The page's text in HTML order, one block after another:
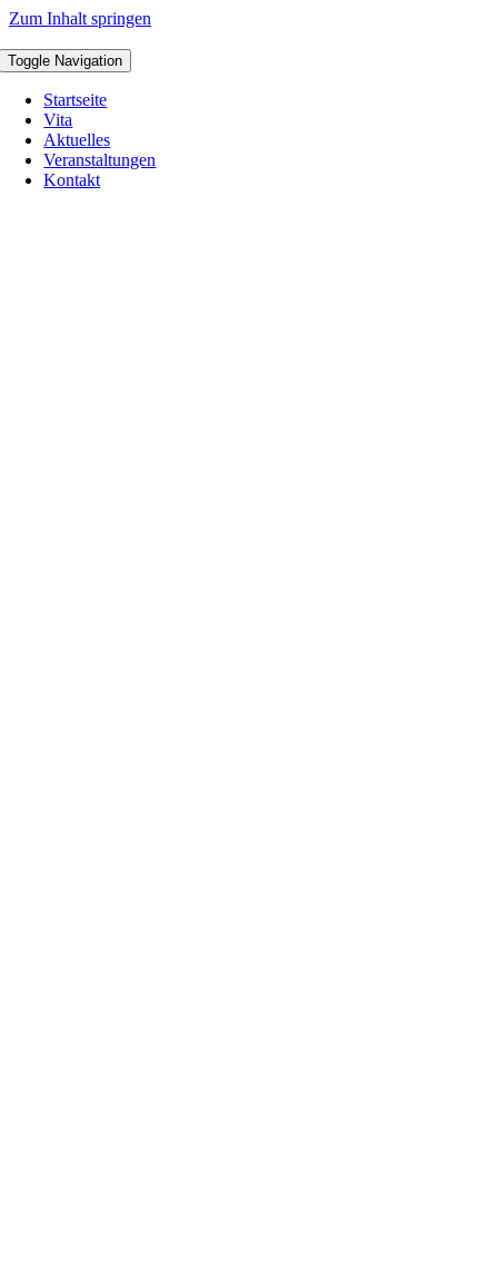
Zum Inhalt springen
Toggle Navigation
Startseite
Vita
Aktuelles
Veranstaltungen
Kontakt